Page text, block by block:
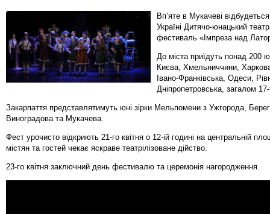
Вп’яте в Мукачеві
Україні Дитячо-юнацький
фестиваль «Імпреза над
До міста приїдуть понад 200
Києва, Хмельниччини,
Івано-Франківська, Одеси,
Дніпропетровська, загалом
Закарпаття представлятимуть юні зірки Мельпомени з Ужгорода,
Виноградова та Мукачева.
Фест урочисто відкриють 21-го квітня о 12-ій годині на центральній
містян та гостей чекає яскраве театрілізоване дійство.
23-го квітня заключний день фестивалю та церемонія нагородження.